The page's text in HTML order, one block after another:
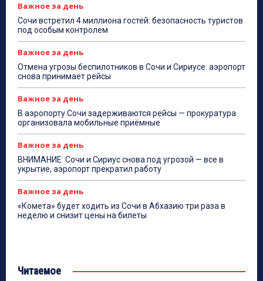
Важное за день
Сочи встретил 4 миллиона гостей: безопасность туристов
под особым контролем
Важное за день
Отмена угрозы беспилотников в Сочи и Сириусе: аэропорт
снова принимает рейсы
Важное за день
В аэропорту Сочи задерживаются рейсы — прокуратура
организовала мобильные приёмные
Важное за день
ВНИМАНИЕ: Сочи и Сириус снова под угрозой — все в
укрытие, аэропорт прекратил работу
Важное за день
«Комета» будет ходить из Сочи в Абхазию три раза в
неделю и снизит цены на билеты
Читаемое